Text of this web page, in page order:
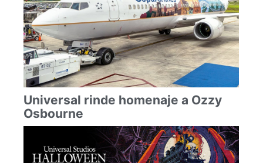
Universal rinde homenaje a Ozzy
Osbourne